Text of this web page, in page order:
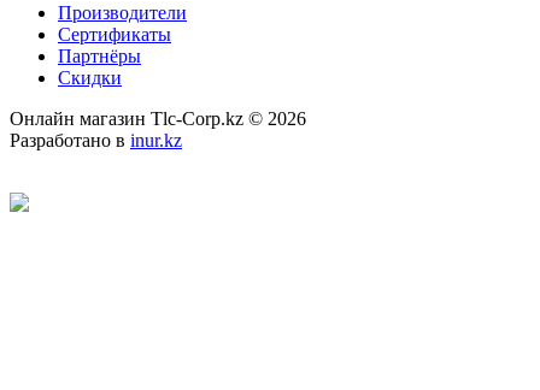
Производители
Сертификаты
Партнёры
Скидки
Онлайн магазин Tlc-Corp.kz © 2026
Разработано в inur.kz